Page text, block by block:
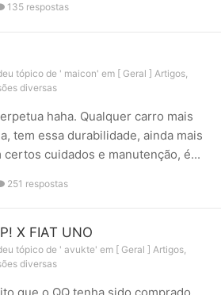
135 respostas
tópico de ' maicon' em [ Geral ] Artigos,
diversas
haha. Qualquer carro mais
tem essa durabilidade, ainda mais
cuidados e manutenção, é...
251 respostas
X FIAT UNO
tópico de ' avukte' em [ Geral ] Artigos,
diversas